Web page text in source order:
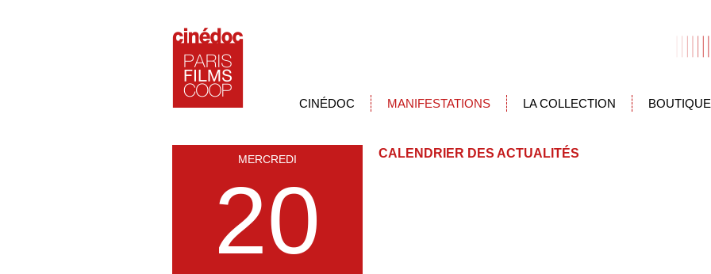
CINÉDOC MANIFESTATIONS LA COLLECTION BOUTIQUE
MERCREDI
20
CALENDRIER DES ACTUALITÉS